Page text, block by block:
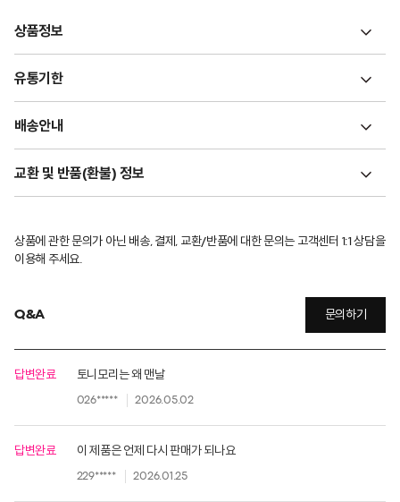
상품정보
유통기한
배송안내
교환 및 반품(환불) 정보
상품에 관한 문의가 아닌 배송, 결제, 교환/반품에 대한 문의는 고객센터 1:1 상담을
이용해 주세요.
Q&A 문의하기
답변완료 토니모리는 왜 맨날
026***** 2026.05.02
답변완료 이 제품은 언제 다시 판매가 되나요
229***** 2026.01.25